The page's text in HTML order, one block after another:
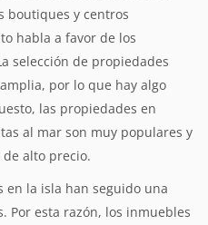
boutiques y centros
habla a favor de los
selección de propiedades
por lo que hay algo
las propiedades en
al mar son muy populares y
alto precio.
en la isla han seguido una
Por esta razón, los inmuebles